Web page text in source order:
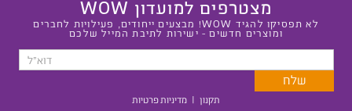
מצטרפים למועדון WOW
לא תפסיקו להגיד WOW! מבצעים ייחודים, פעילויות לחברים
ומוצרים חדשים - ישירות לתיבת המייל שלכם
תקנון | מדיניות פרטיות